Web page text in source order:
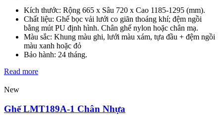
Kích thước: Rộng 665 x Sâu 720 x Cao 1185-1295 (mm).
Chất liệu: Ghế bọc vải lưới co giãn thoáng khí; đệm ngồi
bằng mút PU định hình. Chân ghế nylon hoặc chân mạ.
Màu sắc: Khung màu ghi, lưới màu xám, tựa đầu + đệm ngồi
màu xanh hoặc đỏ
Bảo hành: 24 tháng.
Read more
New
Ghế LMT189A-1 Chân Nhựa